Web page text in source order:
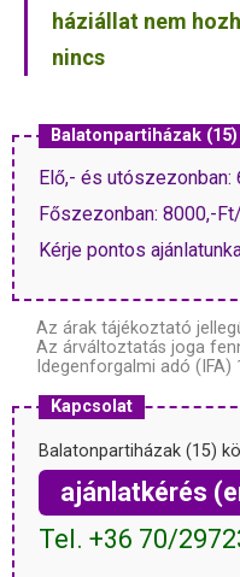
háziállat nem
nincs
Balatonpartiházak
Elő,- és
Főszezonban: 8000,-
Kérje pontos
Az árak tájékoztató
Az árváltoztatás joga
Idegenforgalmi adó (IFA)
Kapcsolat
Balatonpartiházak (15)
ajánlatkérés
Tel. +36 70/